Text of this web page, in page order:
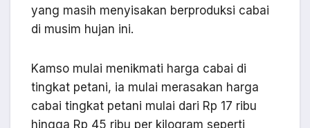
yang masih menyisakan berproduksi cabai
di musim hujan ini.
Kamso mulai menikmati harga cabai di
tingkat petani, ia mulai merasakan harga
cabai tingkat petani mulai dari Rp 17 ribu
hingga Rp 45 ribu per kilogram seperti